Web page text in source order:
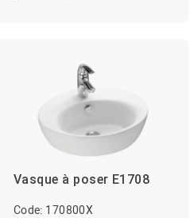
Vasque à poser E1708
Code: 170800X